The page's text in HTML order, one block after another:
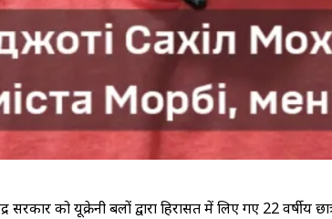
को यूक्रेनी बलों द्वारा हिरासत में लिए गए 22 वर्षीय